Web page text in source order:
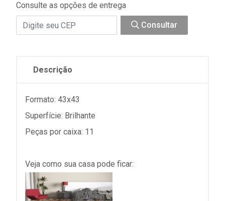
Consulte as opções de entrega
Consultar
Descrição
Formato: 43x43
Superfície: Brilhante
Peças por caixa: 11
Veja como sua casa pode ficar: